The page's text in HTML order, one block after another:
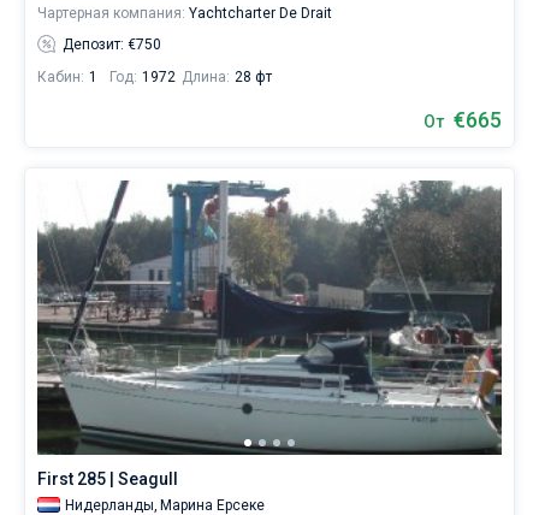
Чартерная компания: Yachtcharter De Drait
Депозит: €750
Кабин: 1 Год: 1972 Длина: 28 фт
От €665
First 285 | Seagull
Нидерланды, Марина Ерсеке